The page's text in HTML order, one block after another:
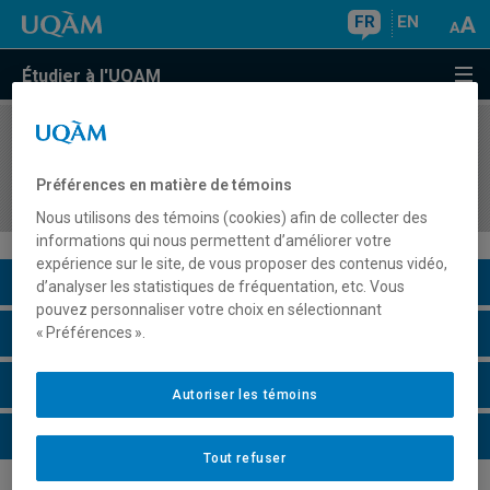
FR EN
Étudier à l'UQAM
COURS//
auprès de clientèles diversifiées
Description du cours
Horaire - Été 2026
Horaire - Automne 2026
Horaire - Hiver 2027
Préférences en matière de témoins
Nous utilisons des témoins (cookies) afin de collecter des
informations qui nous permettent d’améliorer votre
expérience sur le site, de vous proposer des contenus vidéo,
d’analyser les statistiques de fréquentation, etc. Vous
pouvez personnaliser votre choix en sélectionnant
« Préférences ».
Tout refuser
Autoriser les témoins